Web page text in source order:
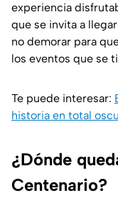
experiencia
que se invita a
no demorar para
los eventos que se
Te puede interesar:
historia en total
¿Dónde
Centenario?